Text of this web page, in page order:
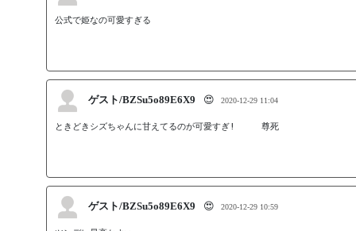
公式で姫なの可愛すぎる
ゲスト/BZSu5o89E6X9 😍 2020-12-29 11:04
ときどきシズちゃんに甘えてるのが可愛すぎ!　　　尊死
ゲスト/BZSu5o89E6X9 😍 2020-12-29 10:59